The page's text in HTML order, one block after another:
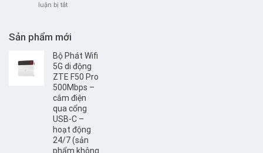
luận bị tắtở
SỬ
USB
PHÁT
WIFI
TỪ
SIM
4G
ZTE
MF79
–
Viễn
Sản phẩm mới
Bộ Phát Wifi
5G di động
ZTE F50 Pro
500Mbps –
cắm điện
qua cổng
USB-C –
hoạt động
24/7 (sản
phẩm không